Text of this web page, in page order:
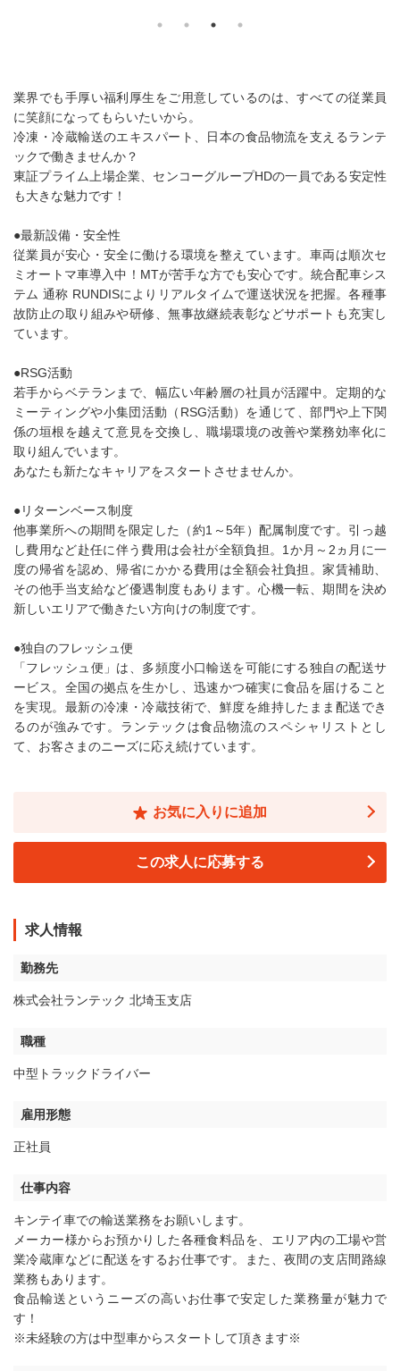
業界でも手厚い福利厚生をご用意しているのは、すべての従業員
に笑顔になってもらいたいから。
冷凍・冷蔵輸送のエキスパート、日本の食品物流を支えるランテ
ックで働きませんか？
東証プライム上場企業、センコーグループHDの一員である安定性
も大きな魅力です！
●最新設備・安全性
従業員が安心・安全に働ける環境を整えています。車両は順次セ
ミオートマ車導入中！MTが苦手な方でも安心です。統合配車シス
テム 通称 RUNDISによりリアルタイムで運送状況を把握。各種事
故防止の取り組みや研修、無事故継続表彰などサポートも充実し
ています。
●RSG活動
若手からベテランまで、幅広い年齢層の社員が活躍中。定期的な
ミーティングや小集団活動（RSG活動）を通じて、部門や上下関
係の垣根を越えて意見を交換し、職場環境の改善や業務効率化に
取り組んでいます。
あなたも新たなキャリアをスタートさせませんか。
●リターンベース制度
他事業所への期間を限定した（約1～5年）配属制度です。引っ越
し費用など赴任に伴う費用は会社が全額負担。1か月～2ヵ月に一
度の帰省を認め、帰省にかかる費用は全額会社負担。家賃補助、
その他手当支給など優遇制度もあります。心機一転、期間を決め
新しいエリアで働きたい方向けの制度です。
●独自のフレッシュ便
「フレッシュ便」は、多頻度小口輸送を可能にする独自の配送サ
ービス。全国の拠点を生かし、迅速かつ確実に食品を届けること
を実現。最新の冷凍・冷蔵技術で、鮮度を維持したまま配送でき
るのが強みです。ランテックは食品物流のスペシャリストとし
て、お客さまのニーズに応え続けています。
お気に入りに追加
この求人に応募する
求人情報
勤務先
株式会社ランテック 北埼玉支店
職種
中型トラックドライバー
雇用形態
正社員
仕事内容
キンテイ車での輸送業務をお願いします。
メーカー様からお預かりした各種食料品を、エリア内の工場や営
業冷蔵庫などに配送をするお仕事です。また、夜間の支店間路線
業務もあります。
食品輸送というニーズの高いお仕事で安定した業務量が魅力で
す！
※未経験の方は中型車からスタートして頂きます※